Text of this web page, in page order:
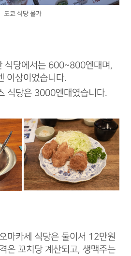
도쿄 식당 물가
식당에서는 600~800엔대며,
이상이었습니다.
식당은 3000엔대였습니다.
마카세 식당은 둘이서 12만원
은 꼬치당 계산되고, 생맥주는